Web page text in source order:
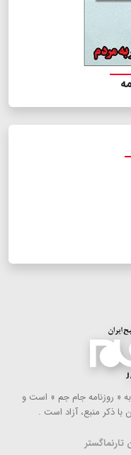
« روزنامه جام جم » است و
با ذكر منبع، آزاد است .